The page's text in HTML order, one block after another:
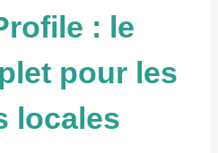
: le
pour les
locales